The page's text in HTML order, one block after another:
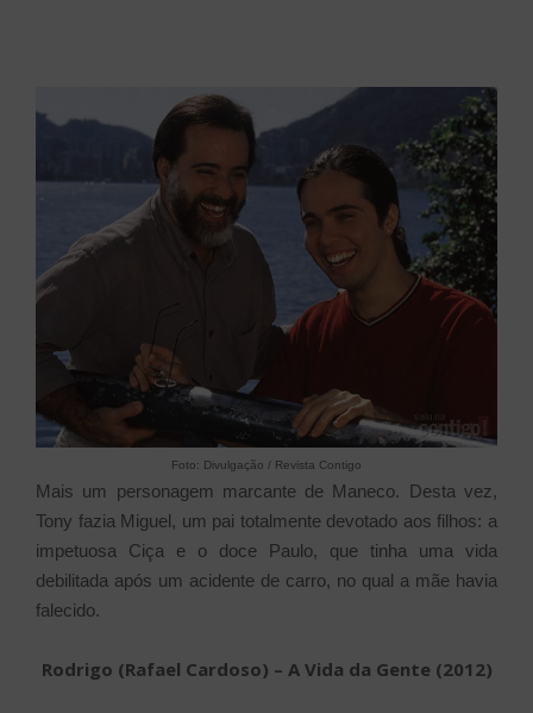
Foto: Divulgação / Revista Contigo
Mais um personagem marcante de Maneco. Desta vez,
Tony fazia Miguel, um pai totalmente devotado aos filhos: a
impetuosa Ciça e o doce Paulo, que tinha uma vida
debilitada após um acidente de carro, no qual a mãe havia
falecido.
Rodrigo (Rafael Cardoso) – A Vida da Gente (2012)